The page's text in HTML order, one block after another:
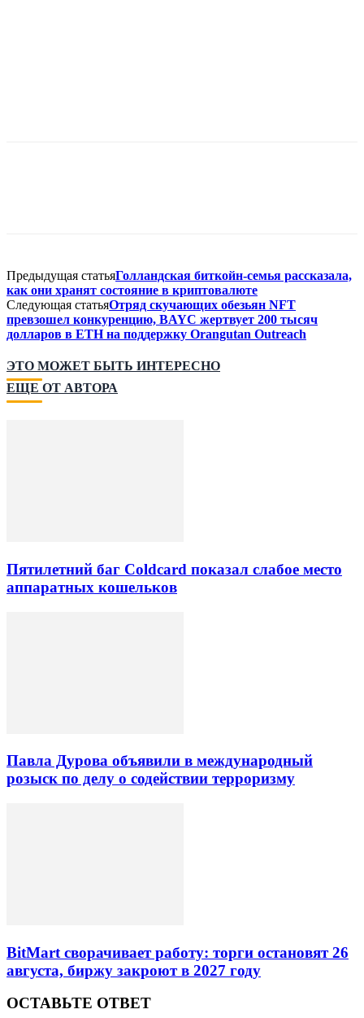
Предыдущая статьяГолландская биткойн-семья рассказала,
как они хранят состояние в криптовалюте
Следующая статьяОтряд скучающих обезьян NFT
превзошел конкуренцию, BAYC жертвует 200 тысяч
долларов в ETH на поддержку Orangutan Outreach
ЭТО МОЖЕТ БЫТЬ ИНТЕРЕСНО
ЕЩЕ ОТ АВТОРА
Пятилетний баг Coldcard показал слабое место
аппаратных кошельков
Павла Дурова объявили в международный
розыск по делу о содействии терроризму
BitMart сворачивает работу: торги остановят 26
августа, биржу закроют в 2027 году
ОСТАВЬТЕ ОТВЕТ